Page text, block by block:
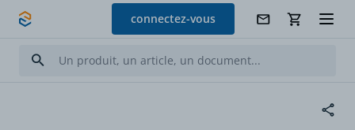
Allez au contenu
connectez-vous